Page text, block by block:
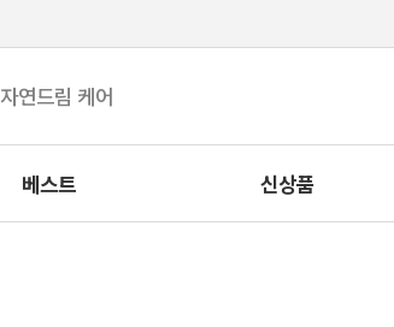
자연드림 케어
베스트 신상품